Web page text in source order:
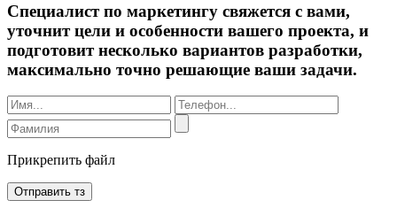
Специалист по маркетингу свяжется с вами,
уточнит цели и особенности вашего проекта, и
подготовит несколько вариантов разработки,
максимально точно решающие ваши задачи.
Прикрепить файл
Отправить тз